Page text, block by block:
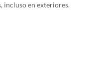
incluso en exteriores.